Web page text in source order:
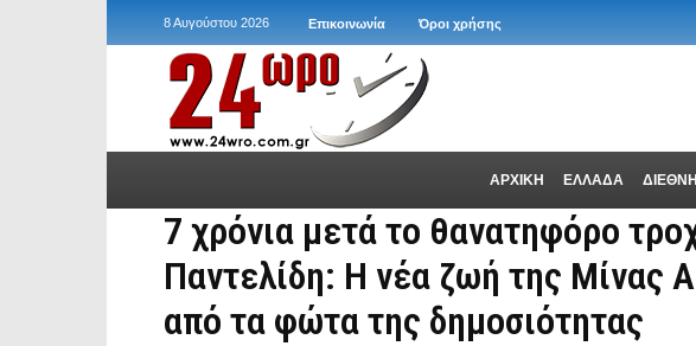
8 Αυγούστου 2026 Επικοινωνία Όροι χρήσης
ΑΡΧΙΚΗ ΕΛΛΑΔΑ ΔΙΕΘΝΗ
7 χρόνια μετά το θανατηφόρο
Παντελίδη: Η νέα ζωή της Μίνας
από τα φώτα της δημοσιότητας